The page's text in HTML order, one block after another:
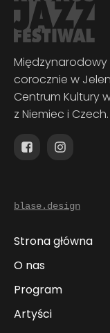
corocznie w
Centrum Kultury
z Niemiec i Czech.
blase.design
Strona główna
O nas
Program
Artyści